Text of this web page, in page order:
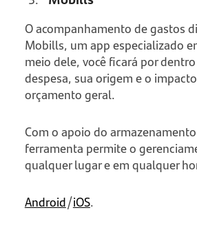
O acompanhamento de gastos
Mobills, um app especializado
meio dele, você ficará por
despesa, sua origem e o
orçamento geral.
Com o apoio do
ferramenta permite o
qualquer lugar e em qualquer
Android/iOS.